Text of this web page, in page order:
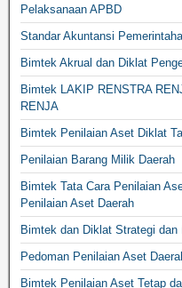
Pelaksanaan APBD
Standar Akuntansi
Bimtek Akrual dan Diklat
Bimtek LAKIP RENSTRA
RENJA
Bimtek Penilaian Aset Diklat
Penilaian Barang Milik Daerah
Bimtek Tata Cara Penilaian
Penilaian Aset Daerah
Bimtek dan Diklat Strategi
Pedoman Penilaian Aset
Bimtek Penilaian Aset Tetap